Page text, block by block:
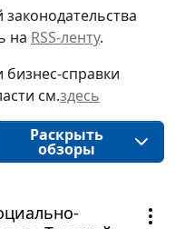
на RSS-ленту.
справки
см.здесь
Раскрыть
обзоры